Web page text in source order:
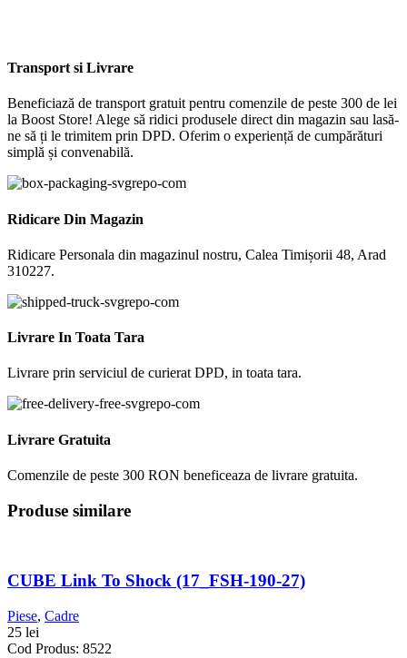
Transport si Livrare
Beneficiază de transport gratuit pentru comenzile de peste 300 de lei
la Boost Store! Alege să ridici produsele direct din magazin sau lasă-
ne să ți le trimitem prin DPD. Oferim o experiență de cumpărături
simplă și convenabilă.
Ridicare Din Magazin
Ridicare Personala din magazinul nostru, Calea Timișorii 48, Arad
310227.
Livrare In Toata Tara
Livrare prin serviciul de curierat DPD, in toata tara.
Livrare Gratuita
Comenzile de peste 300 RON beneficeaza de livrare gratuita.
Produse similare
CUBE Link To Shock (17_FSH-190-27)
Piese, Cadre
25 lei
Cod Produs: 8522